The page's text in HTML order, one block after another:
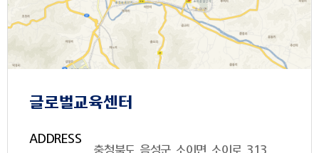
글로벌교육센터
ADDRESS
충청북도 음성군 소이면 소이로 313